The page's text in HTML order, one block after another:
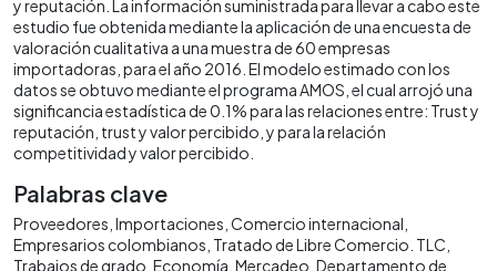
y reputación. La información suministrada para llevar a cabo este
estudio fue obtenida mediante la aplicación de una encuesta de
valoración cualitativa a una muestra de 60 empresas
importadoras, para el año 2016. El modelo estimado con los
datos se obtuvo mediante el programa AMOS, el cual arrojó una
significancia estadística de 0.1% para las relaciones entre: Trust y
reputación, trust y valor percibido, y para la relación
competitividad y valor percibido.
Palabras clave
Proveedores Importaciones Comercio internacional
Empresarios colombianos Tratado de Libre Comercio. TLC
Trabajos de grado Economía Mercadeo Departamento de